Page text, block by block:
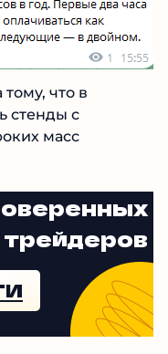
что в
стенды с
масс
трейдеров